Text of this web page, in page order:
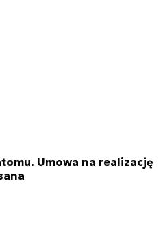
Umowa na realizację